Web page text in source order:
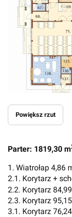
Powiększ rzut
Parter: 1819,30 m
1. Wiatrołap 4,86
2.1. Korytarz +
2.2. Korytarz
2.3. Korytarz
3.1. Korytarz